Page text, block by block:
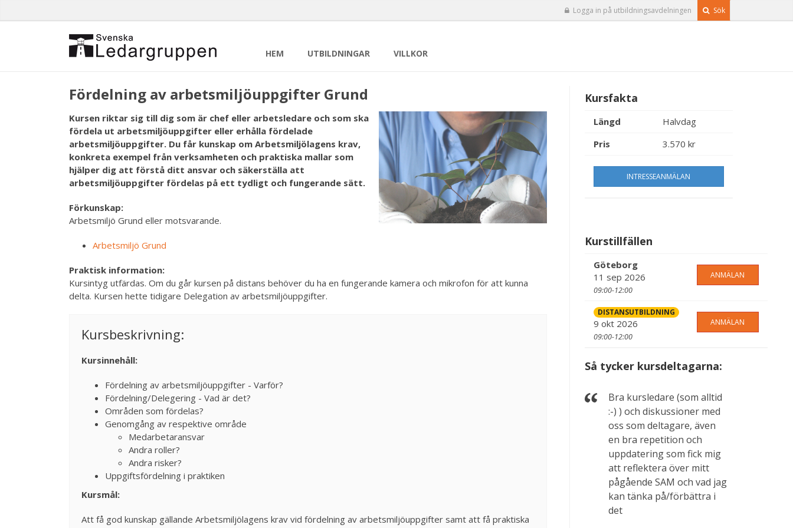
Logga in på utbildningsavdelningen Sök
HEM UTBILDNINGAR VILLKOR
Fördelning av arbetsmiljöuppgifter Grund
Kursen riktar sig till dig som är chef eller arbetsledare och som ska
fördela ut arbetsmiljöuppgifter eller erhålla fördelade
arbetsmiljöuppgifter. Du får kunskap om Arbetsmiljölagens krav,
konkreta exempel från verksamheten och praktiska mallar som
hjälper dig att förstå ditt ansvar och säkerställa att
arbetsmiljöuppgifter fördelas på ett tydligt och fungerande sätt.
Förkunskap:
Arbetsmiljö Grund eller motsvarande.
Arbetsmiljö Grund
Praktisk information:
Kursintyg utfärdas. Om du går kursen på distans behöver du ha en fungerande kamera och mikrofon för att kunna
delta. Kursen hette tidigare Delegation av arbetsmiljöuppgifter.
Kursbeskrivning:
Kursinnehåll:
Fördelning av arbetsmiljöuppgifter - Varför?
Fördelning/Delegering - Vad är det?
Områden som fördelas?
Genomgång av respektive område
Medarbetaransvar
Andra roller?
Andra risker?
Uppgiftsfördelning i praktiken
Kursmål:
Att få god kunskap gällande Arbetsmiljölagens krav vid fördelning av arbetsmiljöuppgifter samt att få praktiska
Kursfakta
Längd
Halvdag
Pris
3.570 kr
INTRESSEANMÄLAN
Kurstillfällen
Göteborg
11 sep 2026
09:00-12:00
ANMÄLAN
DISTANSUTBILDNING
9 okt 2026
09:00-12:00
ANMÄLAN
Så tycker kursdeltagarna:
Bra kursledare (som alltid
:-) ) och diskussioner med
oss som deltagare, även
en bra repetition och
uppdatering som fick mig
att reflektera över mitt
pågående SAM och vad jag
kan tänka på/förbättra i
det